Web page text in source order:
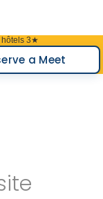
hôtels 3★
a Meet